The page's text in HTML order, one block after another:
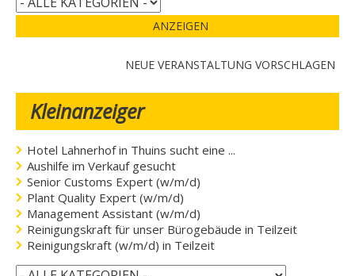
ANZEIGEN
NEUE VERANSTALTUNG VORSCHLAGEN
Kleinanzeiger
Hotel Lahnerhof in Thuins sucht eine ...
Aushilfe im Verkauf gesucht
Senior Customs Expert (w/m/d)
Plant Quality Expert (w/m/d)
Management Assistant (w/m/d)
Reinigungskraft für unser Bürogebäude in Teilzeit
Reinigungskraft (w/m/d) in Teilzeit